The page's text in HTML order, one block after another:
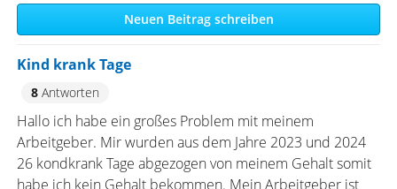
Neuen Beitrag schreiben
Kind krank Tage
8Antworten
Hallo ich habe ein großes Problem mit meinem
Arbeitgeber. Mir wurden aus dem Jahre 2023 und 2024
26 kondkrank Tage abgezogen von meinem Gehalt somit
habe ich kein Gehalt bekommen. Mein Arbeitgeber ist